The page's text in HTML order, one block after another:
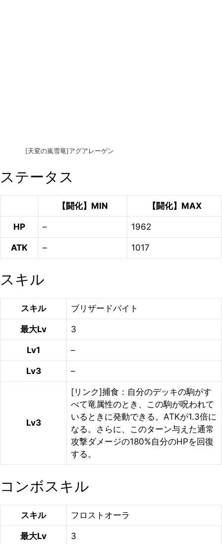
[天変の嵐雪竜]アグアレーゲン
ステータス
【闘化】MIN 【闘化】MAX
HP – 1962
ATK – 1017
スキル
スキル ブリザードバイト
最大Lv 3
Lv1 –
Lv3 –
Lv3
[リンク]捕食：自分のデッキの駒がす
べて竜属性のとき、この駒が呪われて
いるときに発動できる。ATKが1.3倍に
なる。さらに、このターン与えた通常
攻撃ダメージの180%自分のHPを回復
する。
コンボスキル
スキル フロストオーラ
最大Lv 3